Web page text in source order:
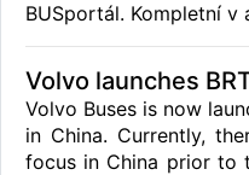
BUSportál. Kompletní v
Volvo launches
Volvo Buses is now
in China. Currently,
focus in China prior to